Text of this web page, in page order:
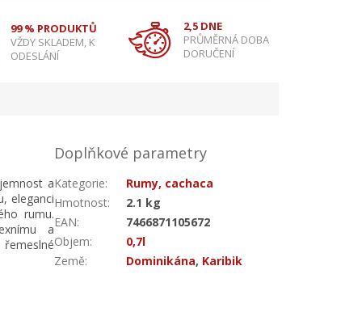
99 % PRODUKTŮ
VŽDY SKLADEM, K
ODESLÁNÍ
2,5 DNE
PRŮMĚRNÁ DOBA
DORUČENÍ
a
eleganci
rumu.
a
Doplňkové parametry
Kategorie:
Rumy, cachaca
Hmotnost:
2.1 kg
EAN:
7466871105672
Objem:
0,7l
Země: Dominikána, Karibik